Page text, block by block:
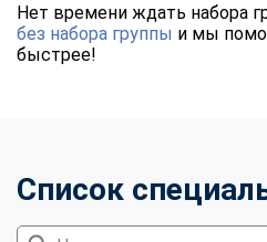
Нет времени ждать набора
без набора группы и мы
быстрее!
Список